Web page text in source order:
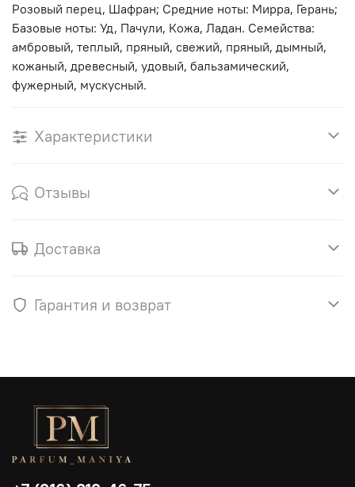
Розовый перец, Шафран; Средние ноты: Мирра, Герань;
Базовые ноты: Уд, Пачули, Кожа, Ладан. Семейства:
амбровый, теплый, пряный, свежий, пряный, дымный,
кожаный, древесный, удовый, бальзамический,
фужерный, мускусный.
Характеристики
Отзывы
Доставка
Гарантия и возврат